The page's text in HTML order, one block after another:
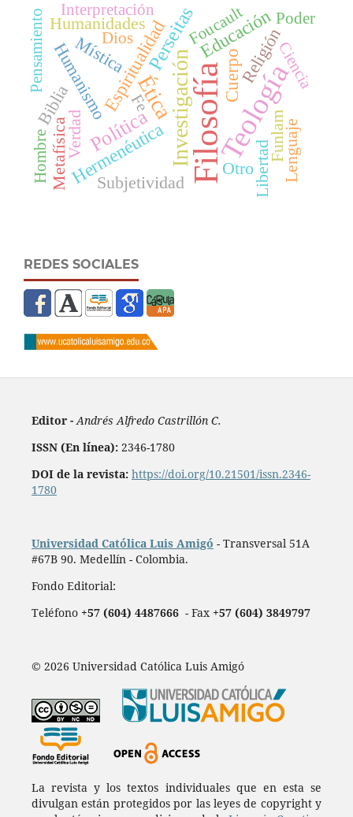
FilosofíaTeología
Investigación
Ética
Política
PerseitasEducación
Espiritualidad
Hermenéutica
Cuerpo
Humanismo
Funlam
Religión
Mística
Humanidades
Libertad
Subjetividad
Biblia
Verdad
Metafísica Lenguaje
Otro
Dios Foucault
Interpretación
Poder
Ciencia
Fe
Pensamiento
Hombre
REDES SOCIALES
Editor - Andrés Alfredo Castrillón C.
ISSN (En línea): 2346-1780
DOI de la revista: https://doi.org/10.21501/issn.2346-
1780
Universidad Católica Luis Amigó - Transversal 51A
#67B 90. Medellín - Colombia.
Fondo Editorial:
Teléfono +57 (604) 4487666- Fax +57 (604) 3849797
© 2026 Universidad Católica Luis Amigó
La revista y los textos individuales que en esta se
divulgan están protegidos por las leyes de copyright y